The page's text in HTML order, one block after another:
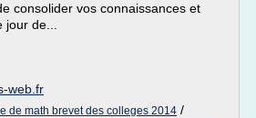
consolider vos connaissances et
de...
web.fr
de math brevet des colleges 2014 /